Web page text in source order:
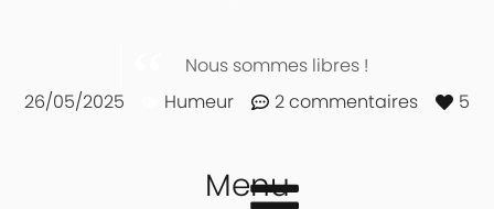
Nous sommes libres !
26/05/2025
Humeur 2 commentaires 5
Menu